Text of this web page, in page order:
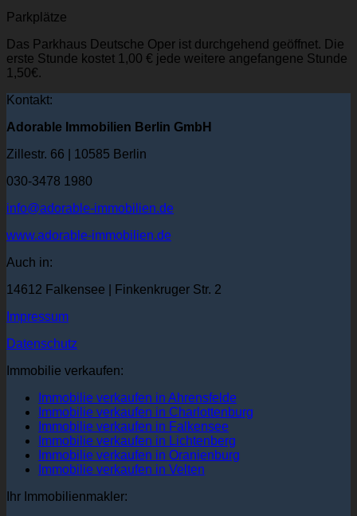
Parkplätze
Das Parkhaus Deutsche Oper ist durchgehend geöffnet. Die
erste Stunde kostet 1,00 € jede weitere angefangene Stunde
1,50€.
Kontakt:
Adorable Immobilien Berlin GmbH
Zillestr. 66 | 10585 Berlin
030-3478 1980
info@adorable-immobilien.de
www.adorable-immobilien.de
Auch in:
14612 Falkensee | Finkenkruger Str. 2
Impressum
Datenschutz
Immobilie verkaufen:
Immobilie verkaufen in Ahrensfelde
Immobilie verkaufen in Charlottenburg
Immobilie verkaufen in Falkensee
Immobilie verkaufen in Lichtenberg
Immobilie verkaufen in Oranienburg
Immobilie verkaufen in Velten
Ihr Immobilienmakler: